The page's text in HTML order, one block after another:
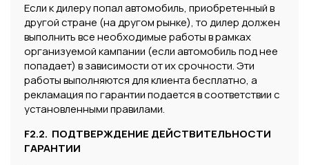
Если к дилеру попал автомобиль, приобретенный в
другой стране (на другом рынке), то дилер должен
выполнить все необходимые работы в рамках
организуемой кампании (если автомобиль под нее
попадает) в зависимости от их срочности. Эти
работы выполняются для клиента бесплатно, а
рекламация по гарантии подается в соответствии с
установленными правилами.
F2.2. ПОДТВЕРЖДЕНИЕ ДЕЙСТВИТЕЛЬНОСТИ
ГАРАНТИИ